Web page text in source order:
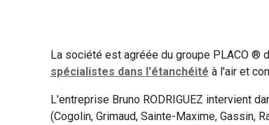
La société est agréée du groupe PLACO ®
spécialistes dans l'étanchéité à l'air et
L'entreprise Bruno RODRIGUEZ intervient
(Cogolin, Grimaud, Sainte-Maxime, Gassin,